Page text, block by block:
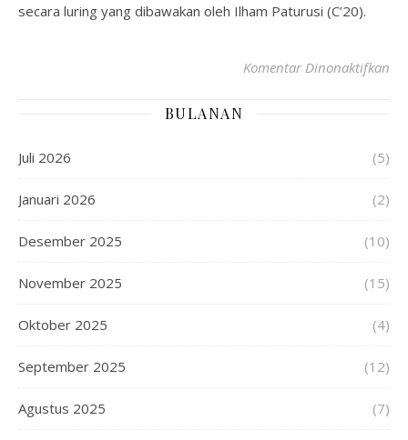
secara luring yang dibawakan oleh Ilham Paturusi (C’20).
Komentar Dinonaktifkan
BULANAN
Juli 2026 (5)
Januari 2026 (2)
Desember 2025 (10)
November 2025 (15)
Oktober 2025 (4)
September 2025 (12)
Agustus 2025 (7)